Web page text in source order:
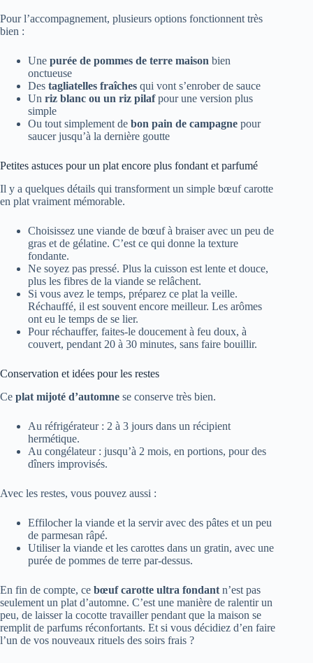
Pour l’accompagnement, plusieurs options fonctionnent très
bien :
Une purée de pommes de terre maison bien
onctueuse
Des tagliatelles fraîches qui vont s’enrober de sauce
Un riz blanc ou un riz pilafpour une version plus
simple
Ou tout simplement de bon pain de campagne pour
saucer jusqu’à la dernière goutte
Petites astuces pour un plat encore plus fondant et parfumé
Il y a quelques détails qui transforment un simple bœuf carotte
en plat vraiment mémorable.
Choisissez une viande de bœuf à braiser avec un peu de
gras et de gélatine. C’est ce qui donne la texture
fondante.
Ne soyez pas pressé. Plus la cuisson est lente et douce,
plus les fibres de la viande se relâchent.
Si vous avez le temps, préparez ce plat la veille.
Réchauffé, il est souvent encore meilleur. Les arômes
ont eu le temps de se lier.
Pour réchauffer, faites-le doucement à feu doux, à
couvert, pendant 20 à 30 minutes, sans faire bouillir.
Conservation et idées pour les restes
Ce plat mijoté d’automne se conserve très bien.
Au réfrigérateur : 2 à 3 jours dans un récipient
hermétique.
Au congélateur : jusqu’à 2 mois, en portions, pour des
dîners improvisés.
Avec les restes, vous pouvez aussi :
Effilocher la viande et la servir avec des pâtes et un peu
de parmesan râpé.
Utiliser la viande et les carottes dans un gratin, avec une
purée de pommes de terre par-dessus.
En fin de compte, ce bœuf carotte ultra fondant n’est pas
seulement un plat d’automne. C’est une manière de ralentir un
peu, de laisser la cocotte travailler pendant que la maison se
remplit de parfums réconfortants. Et si vous décidiez d’en faire
l’un de vos nouveaux rituels des soirs frais ?